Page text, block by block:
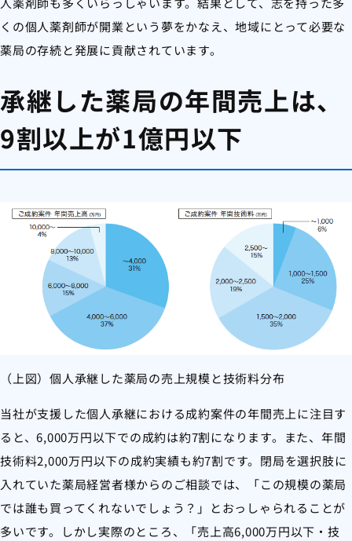
くの個人薬剤師が開業という夢をかなえ、地域にとって必要な
薬局の存続と発展に貢献されています。
承継した薬局の年間売上は、
9割以上が1億円以下
（上図）個人承継した薬局の売上規模と技術料分布
当社が支援した個人承継における成約案件の年間売上に注目す
ると、6,000万円以下での成約は約7割になります。また、年間
技術料2,000万円以下の成約実績も約7割です。閉局を選択肢に
入れていた薬局経営者様からのご相談では、「この規模の薬局
では誰も買ってくれないでしょう？」とおっしゃられることが
多いです。しかし実際のところ、「売上高6,000万円以下・技